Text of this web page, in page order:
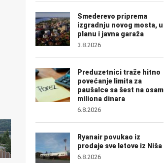
Smederevo priprema
izgradnju novog mosta, u
planu i javna garaža
3.8.2026
Preduzetnici traže hitno
povećanje limita za
paušalce sa šest na osam
miliona dinara
6.8.2026
Ryanair povukao iz
prodaje sve letove iz Niša
6.8.2026